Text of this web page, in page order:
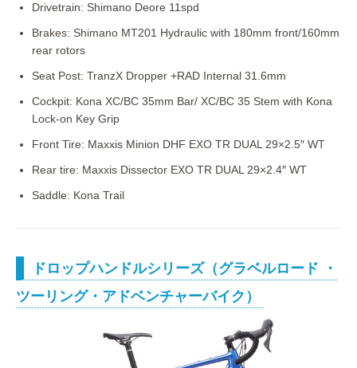
Drivetrain: Shimano Deore 11spd
Brakes: Shimano MT201 Hydraulic with 180mm front/160mm
rear rotors
Seat Post: TranzX Dropper +RAD Internal 31.6mm
Cockpit: Kona XC/BC 35mm Bar/ XC/BC 35 Stem with Kona
Lock-on Key Grip
Front Tire: Maxxis Minion DHF EXO TR DUAL 29×2.5″ WT
Rear tire: Maxxis Dissector EXO TR DUAL 29×2.4″ WT
Saddle: Kona Trail
ドロップハンドルシリーズ（グラベルロード ・
ツーリング・アドベンチャーバイク）